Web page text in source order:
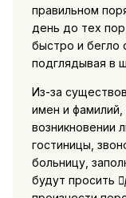
правильном
день до тех
быстро и бегло
подглядывая в
Из-за
имен и фамилий,
возникновении
гостиницы,
больницу,
будут просить